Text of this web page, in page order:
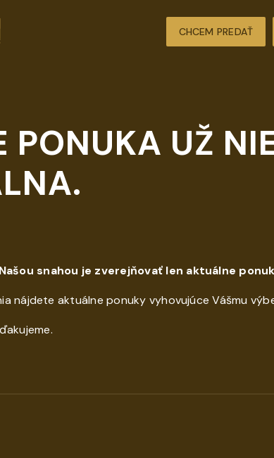
CHCEM PREDAŤ
UŽ
snahou je zverejňovať len aktuálne
nájdete aktuálne ponuky vyhovujúce Vášmu